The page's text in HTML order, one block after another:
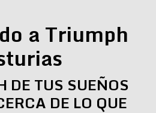
a Triumph
DE TUS SUEÑOS
DE LO QUE